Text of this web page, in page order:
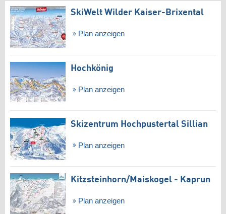
SkiWelt Wilder Kaiser-Brixental
Plan anzeigen
Hochkönig
Plan anzeigen
Skizentrum Hochpustertal Sillian
Plan anzeigen
Kitzsteinhorn/​Maiskogel - Kaprun
Plan anzeigen